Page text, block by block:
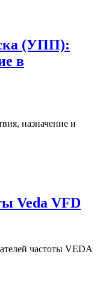
(УПП):
в
назначение и
Veda VFD
частоты VEDA